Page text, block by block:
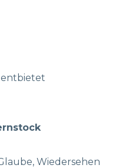
Wiedersehen